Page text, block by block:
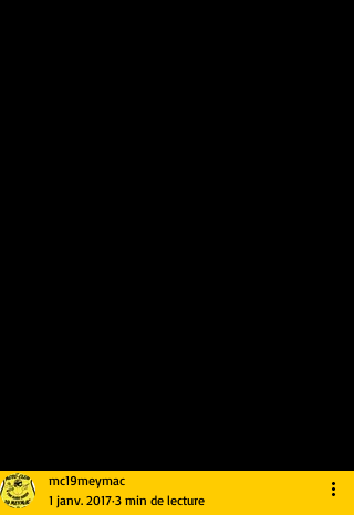
mc19meymac
1 janv. 2017 3 min de lecture